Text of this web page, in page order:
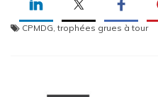
CPMDG,trophées grues à tour